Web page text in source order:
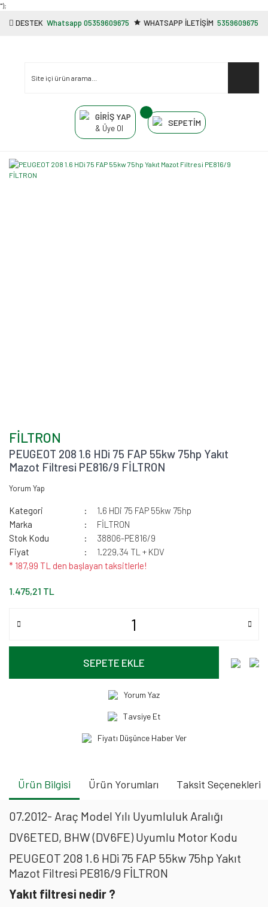
"');
DESTEK Whatsapp 05359609675 WHATSAPP İLETİŞİM 5359609675
GİRİŞ YAP
& Üye Ol
SEPETİM
FİLTRON
PEUGEOT 208 1.6 HDi 75 FAP 55kw 75hp Yakıt
Mazot Filtresi PE816/9 FİLTRON
Yorum Yap
Kategori
1.6 HDi 75 FAP 55kw 75hp
Marka
FİLTRON
Stok Kodu
38806-PE816/9
Fiyat
1.229,34 TL + KDV
* 187,99 TL den başlayan taksitlerle!
1.475,21 TL
SEPETE EKLE
Yorum Yaz
Tavsiye Et
Fiyatı Düşünce Haber Ver
Ürün Bilgisi Ürün Yorumları Taksit Seçenekleri
07.2012- Araç Model Yılı Uyumluluk Aralığı
DV6ETED, BHW (DV6FE) Uyumlu Motor Kodu
PEUGEOT 208 1.6 HDi 75 FAP 55kw 75hp Yakıt
Mazot Filtresi PE816/9 FİLTRON
Yakıt filtresi nedir ?